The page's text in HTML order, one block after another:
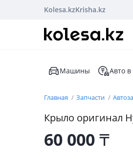
Kolesa.kzKrisha.kz
Машины Авто в
Главная Запчасти
Крыло оригинал
60 000₸